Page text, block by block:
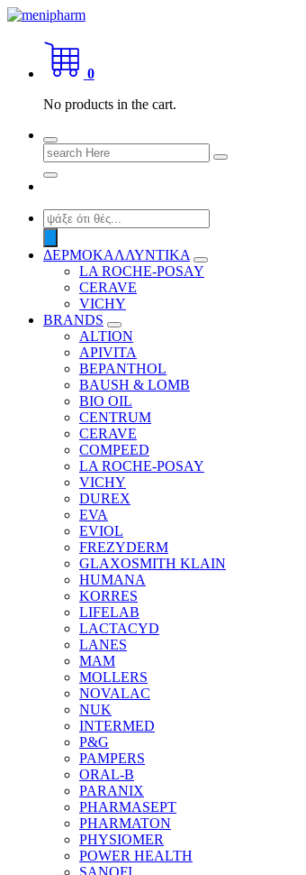
Skip
content
shop 2 easily
0
No products in the cart.
Search
for:
Products
search
ΔΕΡΜΟΚΑΛΛΥΝΤΙΚΑ
LA ROCHE-POSAY
CERAVE
VICHY
BRANDS
ALTION
APIVITA
BEPANTHOL
BAUSH & LOMB
BIO OIL
CENTRUM
CERAVE
COMPEED
LA ROCHE-POSAY
VICHY
DUREX
EVA
EVIOL
FREZYDERM
GLAXOSMITH KLAIN
HUMANA
KORRES
LIFELAB
LACTACYD
LANES
MAM
MOLLERS
NOVALAC
NUK
INTERMED
P&G
PAMPERS
ORAL-B
PARANIX
PHARMASEPT
PHARMATON
PHYSIOMER
POWER HEALTH
SANOFI